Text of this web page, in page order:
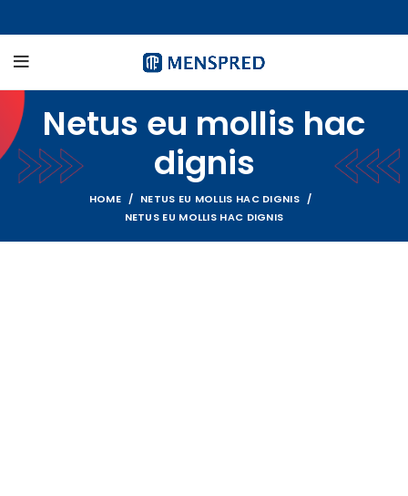
Netus eu mollis hac
dignis
HOME
NETUS EU MOLLIS HAC DIGNIS
NETUS EU MOLLIS HAC DIGNIS